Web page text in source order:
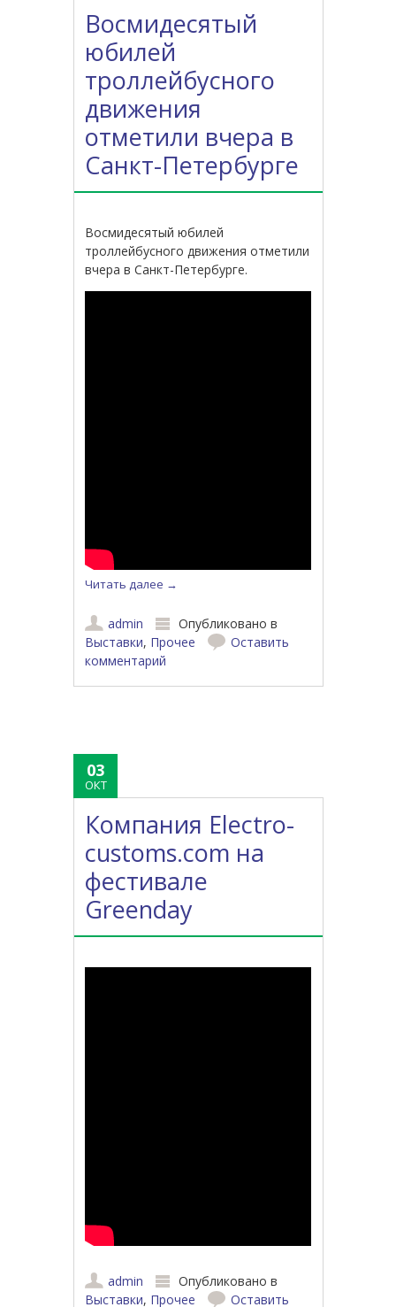
Восмидесятый
юбилей
троллейбусного
движения
отметили вчера в
Санкт-Петербурге
Восмидесятый юбилей
троллейбусного движения отметили
вчера в Санкт-Петербурге.
Читать далее →
admin
Опубликовано в
Выставки, Прочее
Оставить
комментарий
03
ОКТ
Компания Electro-
customs.com на
фестивале
Greenday
admin
Опубликовано в
Выставки, Прочее Оставить